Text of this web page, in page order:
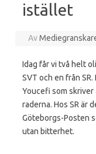
istället
Av
Idag får vi två helt
SVT och en från
Youcefi som skriver
raderna. Hos SR är
Göteborgs-Posten
utan bitterhet.